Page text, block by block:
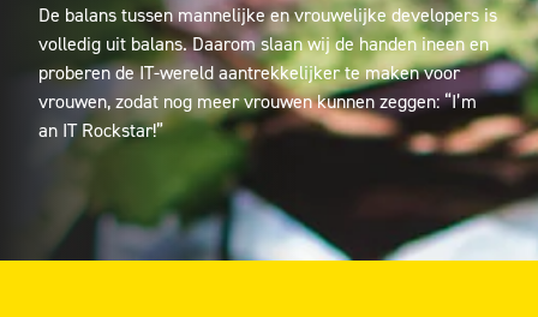
CONTACT
De balans tussen mannelijke en vrouwelijke developers is
volledig uit balans. Daarom slaan wij de handen ineen en
proberen de IT-wereld aantrekkelijker te maken voor
vrouwen, zodat nog meer vrouwen kunnen zeggen: “I’m
an IT Rockstar!”